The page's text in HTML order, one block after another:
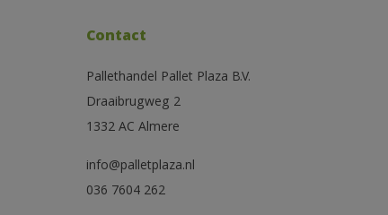
Contact
Pallethandel Pallet Plaza B.V.
Draaibrugweg 2
1332 AC Almere
info@palletplaza.nl
036 7604 262